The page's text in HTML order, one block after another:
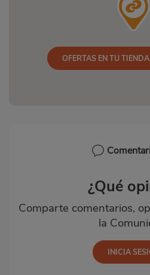
OFERTAS EN TU
¿Qué
Comparte comentarios,
la